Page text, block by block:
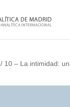
/ 10 – La intimidad: